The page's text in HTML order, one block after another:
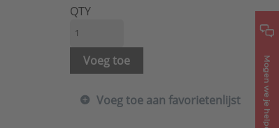
Mogen we je helpen?
QTY
Voeg toe
Voeg toe aan favorietenlijst